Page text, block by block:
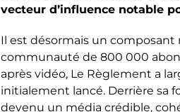
vecteur d’influence notable
Il est désormais un composant
communauté de 800 000
après vidéo, Le Règlement a
initialement lancé. Derrière sa
devenu un média crédible,